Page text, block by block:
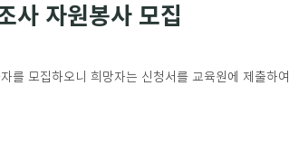
사 자원봉사 모집
를 모집하오니 희망자는 신청서를 교육원에 제출하여